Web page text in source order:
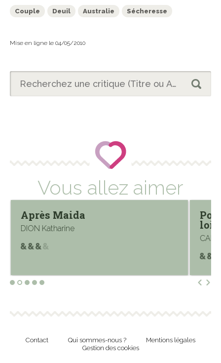
Couple Deuil Australie Sécheresse
Mise en ligne le 04/05/2010
Vous allez aimer
Après Maida
DION Katharine loi
Contact Qui sommes-nous ?
Mentions légales
Gestion des cookies